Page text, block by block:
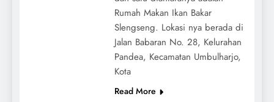
Rumah Makan Ikan Bakar
Slengseng. Lokasi nya berada di
Jalan Babaran No. 28, Kelurahan
Pandea, Kecamatan Umbulharjo,
Kota
Read More